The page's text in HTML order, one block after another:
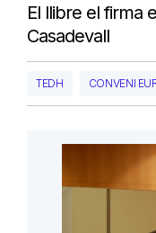
El llibre el firma
Casadevall
TEDH CONVENI